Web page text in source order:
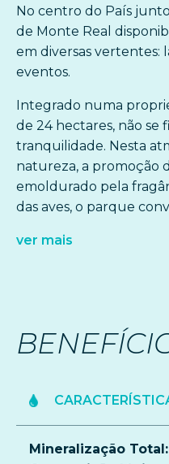
No centro do País
de Monte Real
em diversas vertentes:
eventos.
Integrado numa
de 24 hectares, não se
tranquilidade. Nesta
natureza, a promoção
emoldurado pela
das aves, o parque
ver mais
Mineralização Total: